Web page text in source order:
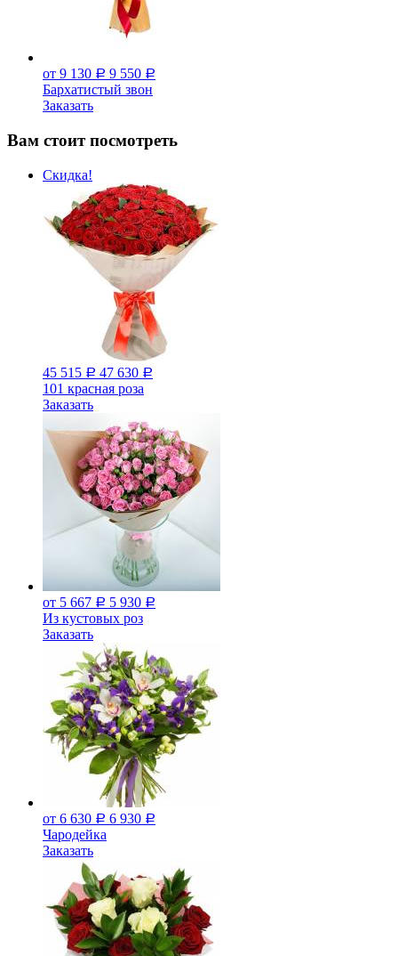
от 9 130 Р 9 550 Р
Бархатистый звон
Заказать
Вам стоит посмотреть
Скидка!
45 515 Р 47 630 Р
101 красная роза
Заказать
от 5 667 Р 5 930 Р
Из кустовых роз
Заказать
от 6 630 Р 6 930 Р
Чародейка
Заказать